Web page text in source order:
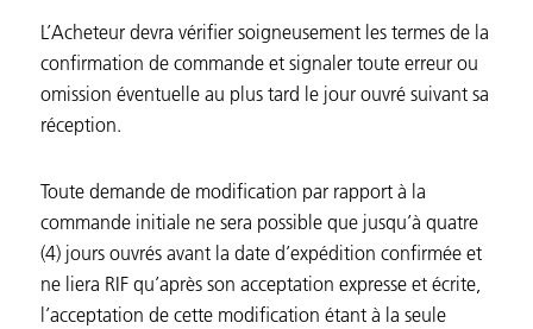
L’Acheteur devra vérifier soigneusement les termes de la
confirmation de commande et signaler toute erreur ou
omission éventuelle au plus tard le jour ouvré suivant sa
réception.
Toute demande de modification par rapport à la
commande initiale ne sera possible que jusqu’à quatre
(4) jours ouvrés avant la date d’expédition confirmée et
ne liera RIF qu’après son acceptation expresse et écrite,
l’acceptation de cette modification étant à la seule